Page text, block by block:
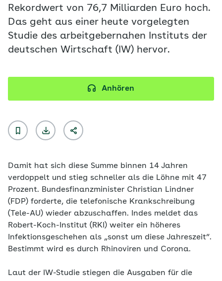
Rekordwert von 76,7 Milliarden Euro hoch.
Das geht aus einer heute vorgelegten
Studie des arbeitgebernahen Instituts der
deutschen Wirtschaft (IW) hervor.
Anhören
Damit hat sich diese Summe binnen 14 Jahren
verdoppelt und stieg schneller als die Löhne mit 47
Prozent. Bundesfinanzminister Christian Lindner
(FDP) forderte, die telefonische Krankschreibung
(Tele-AU) wieder abzuschaffen. Indes meldet das
Robert-Koch-Institut (RKI) weiter ein höheres
Infektionsgeschehen als „sonst um diese Jahreszeit“.
Bestimmt wird es durch Rhinoviren und Corona.
Laut der IW-Studie stiegen die Ausgaben für die